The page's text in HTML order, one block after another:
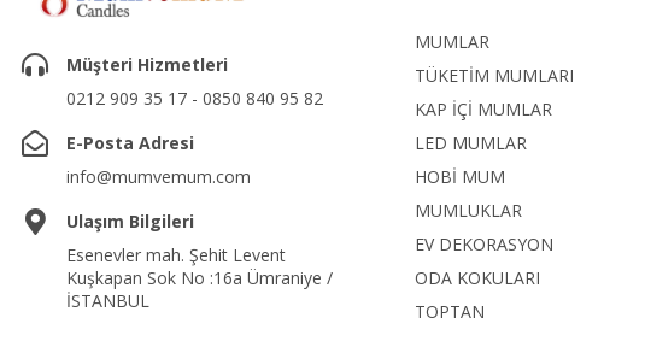
Müşteri Hizmetleri
0212 909 35 17 - 0850 840 95 82
E-Posta Adresi
info@mumvemum.com
Ulaşım Bilgileri
Esenevler mah. Şehit Levent
Kuşkapan Sok No :16a Ümraniye /
İSTANBUL
MUMLAR
TÜKETİM MUMLARI
KAP İÇİ MUMLAR
LED MUMLAR
HOBİ MUM
MUMLUKLAR
EV DEKORASYON
ODA KOKULARI
TOPTAN